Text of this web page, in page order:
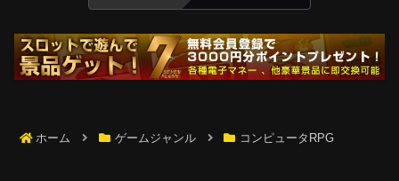
ホーム ゲームジャンル コンピュータRPG